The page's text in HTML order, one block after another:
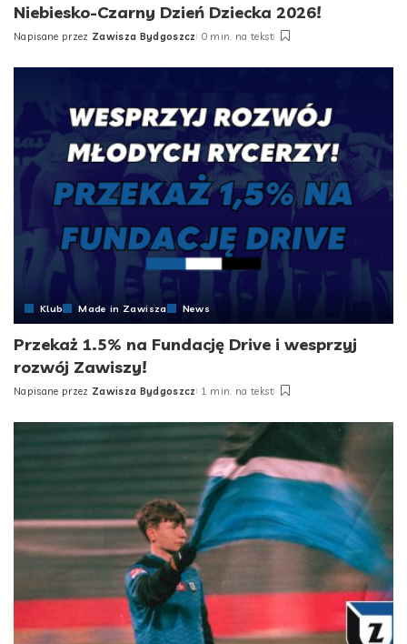
Niebiesko-Czarny Dzień Dziecka 2026!
Posted
Napisane przez Zawisza Bydgoszcz 0 min. na tekst
Klub Made in Zawisza News
Przekaż 1.5% na Fundację Drive i wesprzyj
rozwój Zawiszy!
Posted
Napisane przez Zawisza Bydgoszcz 1 min. na tekst